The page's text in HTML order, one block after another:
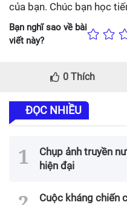
của bạn. Chúc bạn học
Bạn nghĩ sao về bài
viết này?
0 Thích
ĐỌC NHIỀU
Chụp ảnh truyền
hiện đại
Cuộc kháng chiến